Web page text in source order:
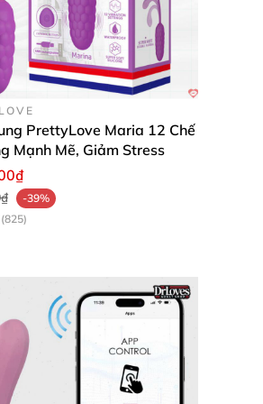
đại kết hợp công
phút giây thăng hoa
là đạt cực khoái kép,
PrettyLove Maria 12 Chế
Mạnh Mẽ, Giảm Stress
-39%
(825)